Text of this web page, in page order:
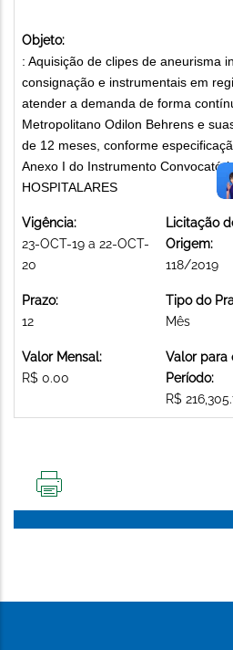
Objeto:
: Aquisição de clipes de aneurisma
consignação e instrumentais em
atender a demanda de forma
Metropolitano Odilon Behrens e
de 12 meses, conforme
Anexo I do Instrumento
HOSPITALARES
Vigência:
23-OCT-19 a 22-OCT-
20
Licitação
Origem:
118/2019
Prazo:
12
Tipo do
Mês
Valor Mensal:
R$ 0.00
Valor para
Período:
R$
PÁGINA